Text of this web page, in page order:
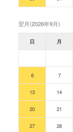
翌月(2026年9月)
日 月
6 7
13 14
20 21
27 28